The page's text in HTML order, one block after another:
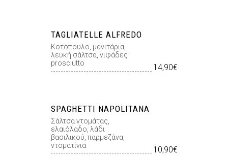
TAGLIATELLE ALFREDO
Κοτόπουλο, μανιτάρια,
λευκή σάλτσα, νιφάδες
prosciutto
14,90€
SPAGHETTI NAPOLITANA
Σάλτσα ντοµάτας,
ελαιόλαδο, λάδι
βασιλικού, παρµεζάνα,
ντοµατίνια
10,90€